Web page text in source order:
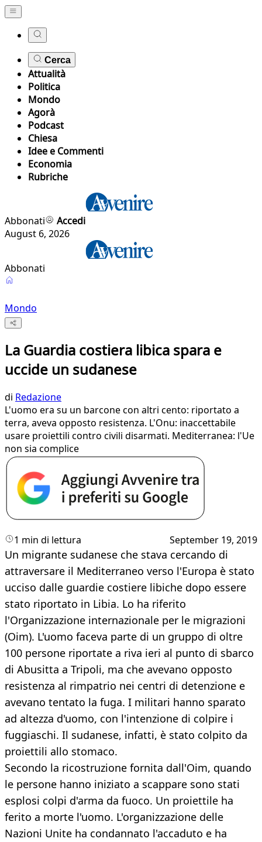
Cerca
Attualità
Politica
Mondo
Agorà
Podcast
Chiesa
Idee e Commenti
Economia
Rubriche
Abbonati
Accedi
August 6, 2026
Abbonati
Mondo
La Guardia costiera libica spara e
uccide un sudanese
di Redazione
L'uomo era su un barcone con altri cento: riportato a
terra, aveva opposto resistenza. L'Onu: inaccettabile
usare proiettili contro civili disarmati. Mediterranea: l'Ue
non sia complice
1 min di lettura September 19, 2019
Un migrante sudanese che stava cercando di
attraversare il Mediterraneo verso l'Europa è stato
ucciso dalle guardie costiere libiche dopo essere
stato riportato in Libia. Lo ha riferito
l'Organizzazione internazionale per le migrazioni
(Oim). L'uomo faceva parte di un gruppo di oltre
100 persone riportate a riva ieri al punto di sbarco
di Abusitta a Tripoli, ma che avevano opposto
resistenza al rimpatrio nei centri di detenzione e
avevano tentato la fuga. I militari hanno sparato
ad altezza d'uomo, con l'intenzione di colpire i
fuggiaschi. Il sudanese, infatti, è stato colpito da
proiettili allo stomaco.
Secondo la ricostruzione fornita dall'Oim, quando
le persone hanno iniziato a scappare sono stati
esplosi colpi d'arma da fuoco. Un proiettile ha
ferito a morte l'uomo. L'organizzazione delle
Nazioni Unite ha condannato l'accaduto e ha